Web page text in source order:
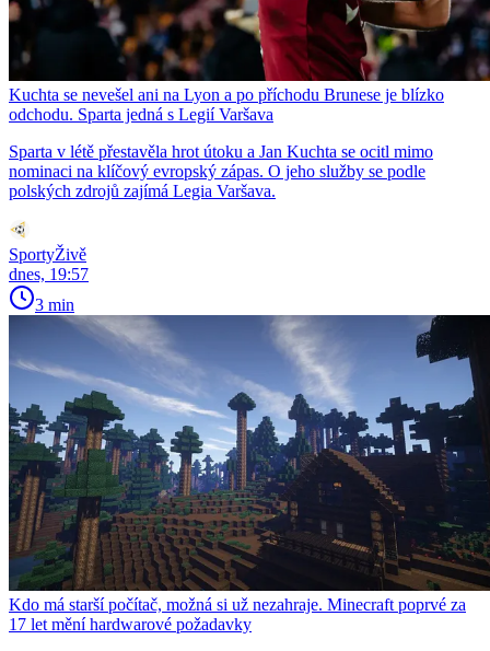
Kuchta se nevešel ani na Lyon a po příchodu Brunese je blízko
odchodu. Sparta jedná s Legií Varšava
Sparta v létě přestavěla hrot útoku a Jan Kuchta se ocitl mimo
nominaci na klíčový evropský zápas. O jeho služby se podle
polských zdrojů zajímá Legia Varšava.
SportyŽivě
dnes, 19:57
3 min
Kdo má starší počítač, možná si už nezahraje. Minecraft poprvé za
17 let mění hardwarové požadavky